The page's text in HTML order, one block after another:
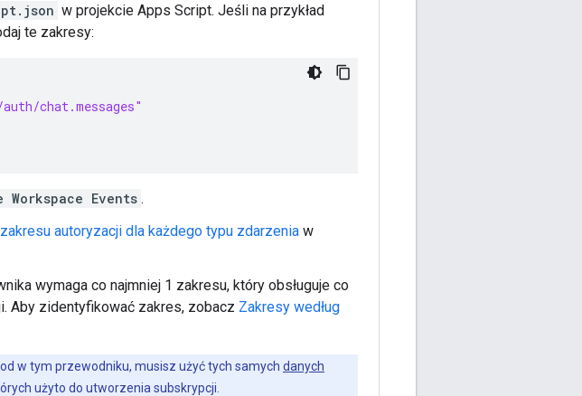
w projekcie Apps Script. Jeśli na przykład
te zakresy:
chat.messages"
Workspace Events .
autoryzacji dla każdego typu zdarzenia w
wymaga co najmniej 1 zakresu, który obsługuje co
Aby zidentyfikować zakres, zobacz Zakresy według
w tym przewodniku, musisz użyć tych samych danych
użyto do utworzenia subskrypcji.